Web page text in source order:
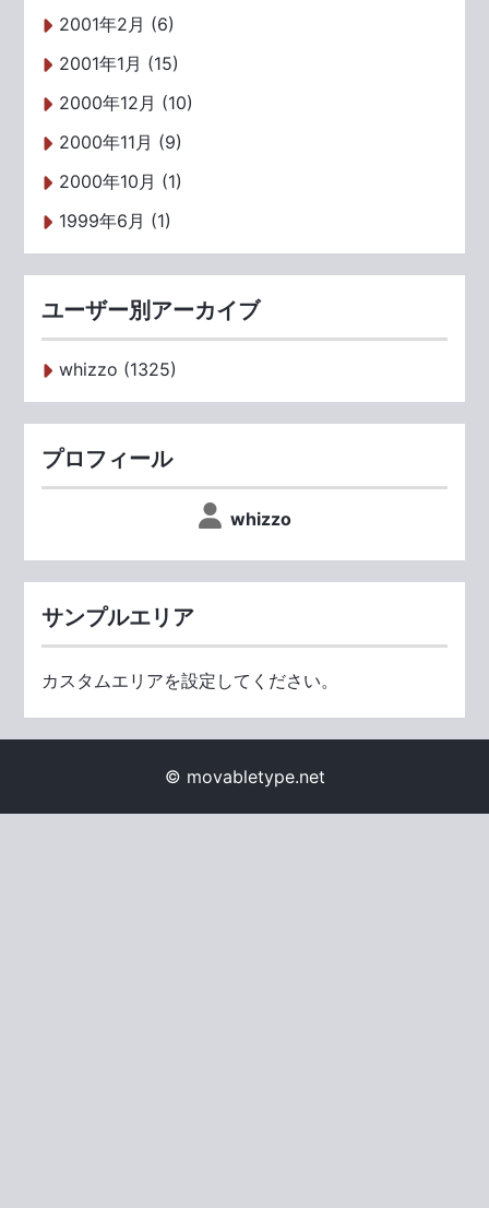
2001年2月 (6)
2001年1月 (15)
2000年12月 (10)
2000年11月 (9)
2000年10月 (1)
1999年6月 (1)
ユーザー別アーカイブ
whizzo (1325)
プロフィール
whizzo
サンプルエリア
カスタムエリアを設定してください。
© movabletype.net